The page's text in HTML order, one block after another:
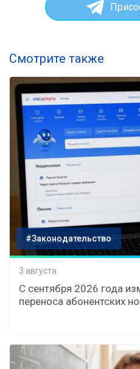
Смотрите также
#Законодательство
3 августа
С сентября 2026 года
переноса абонентских